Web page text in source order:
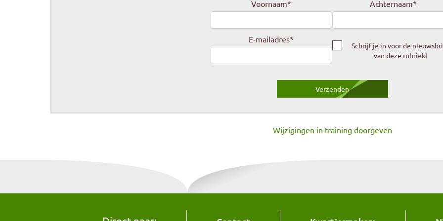
Voornaam* Achternaam*
E-mailadres*
Schrijf je in voor de
van deze rubriek!
Wijzigingen in training doorgeven